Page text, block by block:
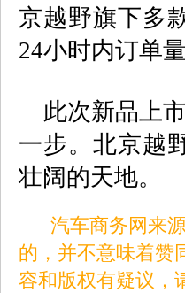
京越野旗下多
24小时内订单
此次新品上
一步。北京越
壮阔的天地。
汽车商务网来源
的，并不意味着赞
容和版权有疑议，